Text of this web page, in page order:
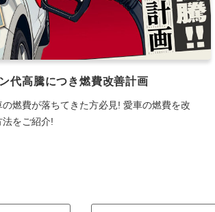
代高騰につき燃費改善計画
の燃費が落ちてきた方必見! 愛車の燃費を改
法をご紹介!